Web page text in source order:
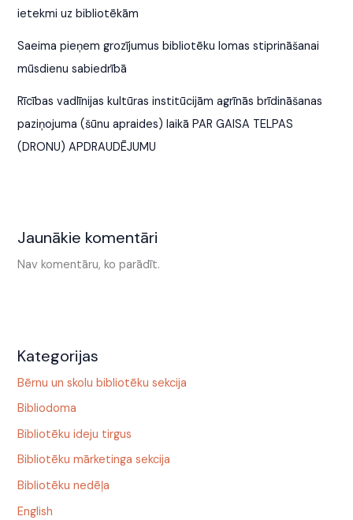
ietekmi uz bibliotēkām
Saeima pieņem grozījumus bibliotēku lomas stiprināšanai
mūsdienu sabiedrībā
Rīcības vadlīnijas kultūras institūcijām agrīnās brīdināšanas
paziņojuma (šūnu apraides) laikā PAR GAISA TELPAS
(DRONU) APDRAUDĒJUMU
Jaunākie komentāri
Nav komentāru, ko parādīt.
Kategorijas
Bērnu un skolu bibliotēku sekcija
Bibliodoma
Bibliotēku ideju tirgus
Bibliotēku mārketinga sekcija
Bibliotēku nedēļa
English